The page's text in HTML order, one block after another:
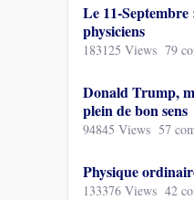
Le 11-
physiciens
183125 Views 79
Donald Trump,
plein de bon sens
94845 Views 57
Physique
133376 Views 42